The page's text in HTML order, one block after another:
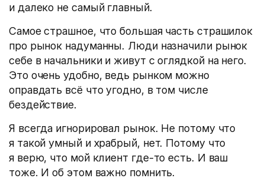
и далеко не самый главный.
Самое страшное, что большая часть страшилок
про рынок надуманны. Люди назначили рынок
себе в начальники и живут с оглядкой на него.
Это очень удобно, ведь рынком можно
оправдать всё что угодно, в том числе
бездействие.
Я всегда игнорировал рынок. Не потому что
я такой умный и храбрый, нет. Потому что
я верю, что мой клиент где-то есть. И ваш
тоже. И об этом важно помнить.